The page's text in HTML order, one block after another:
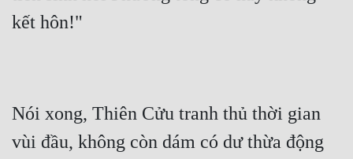
kết hôn!"
Nói xong, Thiên Cửu tranh thủ thời gian
vùi đầu, không còn dám có dư thừa động